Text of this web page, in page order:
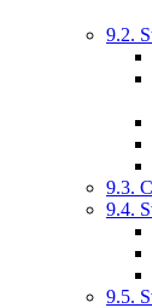
9.2.
9.3.
9.4.
9.5.